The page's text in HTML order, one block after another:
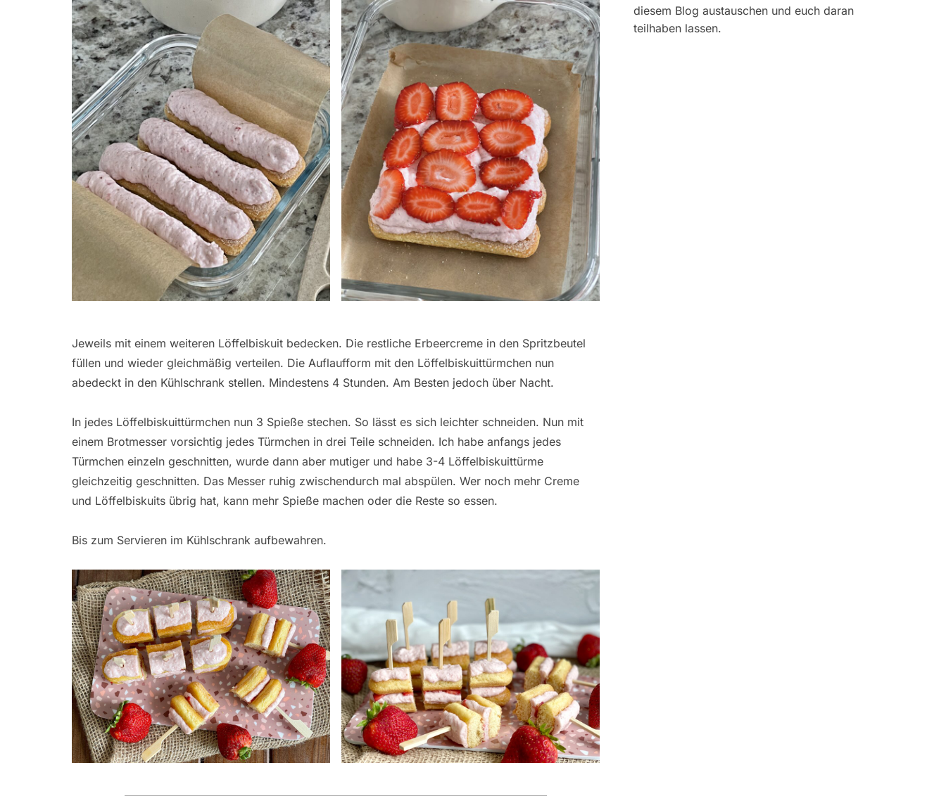
Jeweils mit einem weiteren Löffelbiskuit bedecken. Die restliche Erbeercreme in den Spritzbeutel
füllen und wieder gleichmäßig verteilen. Die Auflaufform mit den Löffelbiskuittürmchen nun
abedeckt in den Kühlschrank stellen. Mindestens 4 Stunden. Am Besten jedoch über Nacht.
In jedes Löffelbiskuittürmchen nun 3 Spieße stechen. So lässt es sich leichter schneiden. Nun mit
einem Brotmesser vorsichtig jedes Türmchen in drei Teile schneiden. Ich habe anfangs jedes
Türmchen einzeln geschnitten, wurde dann aber mutiger und habe 3-4 Löffelbiskuittürme
gleichzeitig geschnitten. Das Messer ruhig zwischendurch mal abspülen. Wer noch mehr Creme
und Löffelbiskuits übrig hat, kann mehr Spieße machen oder die Reste so essen.
Bis zum Servieren im Kühlschrank aufbewahren.
diesem Blog austauschen und euch daran
teilhaben lassen.